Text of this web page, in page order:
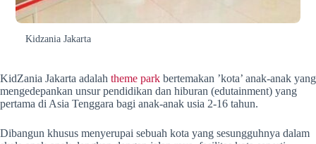
Kidzania Jakarta
KidZania Jakarta adalah theme park bertemakan ’kota’ anak-anak yang
mengedepankan unsur pendidikan dan hiburan (edutainment) yang
pertama di Asia Tenggara bagi anak-anak usia 2-16 tahun.
Dibangun khusus menyerupai sebuah kota yang sesungguhnya dalam